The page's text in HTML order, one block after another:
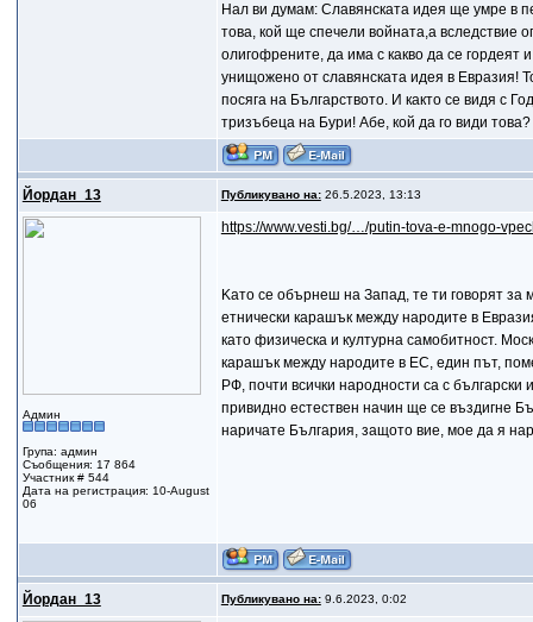
Нал ви думам: Славянската идея ще умре в
това, кой ще спечели войната,а вследствие
олигофрените, да има с какво да се гордеят
унищожено от славянската идея в Евразия!
посяга на Българството. И както се видя с
тризъбеца на Бури! Абе, кой да го види
Йордан_13 Публикувано на:26.5.2023, 13:13
Админ
Група: админ
Съобщения: 17 864
Участник # 544
Дата на регистрация: 10-August
06
https://www.vesti.bg/…/putin-tova-e-mnogo-
Kaто се обърнеш на Запад, те ти говорят
етнически карашък между народите в
като физическа и културна самобитност.
карашък между народите в ЕС, един път,
РФ, почти всички народности са с
привидно естествен начин ще се въздигне
наричате България, защото вие, мое да я
Йордан_13 Публикувано на:9.6.2023, 0:02